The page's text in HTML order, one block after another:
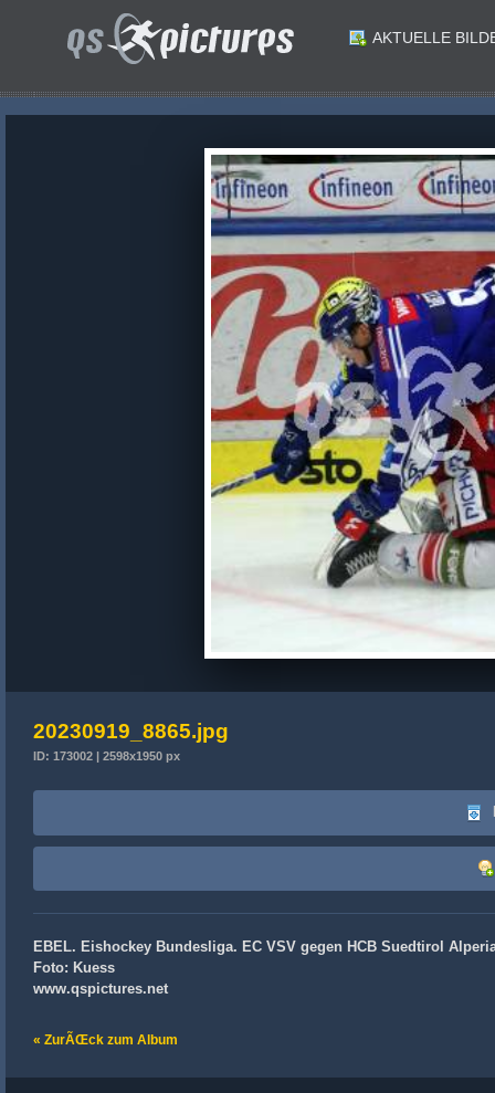
AKTUELLE
20230919_8865.jpg
ID: 173002 | 2598x1950 px
EBEL. Eishockey Bundesliga. EC VSV gegen HCB Suedtirol
Foto: Kuess
www.qspictures.net
« ZurÃŒck zum Album